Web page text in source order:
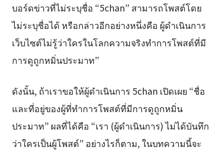
บอร์ดข่าวที่ไม่ระบุชื่อ “5chan” สามารถโพสต์โดย
ไม่ระบุชื่อได้ หรือกล่าวอีกอย่างหนึ่งคือ ผู้ดำเนินการ
เว็บไซต์ไม่รู้ว่าใครในโลกความจริงทำการโพสต์ที่มี
การดูถูกหมิ่นประมาท”
ดังนั้น, ถ้าเราขอให้ผู้ดำเนินการ 5chan เปิดเผย “ชื่อ
และที่อยู่ของผู้ที่ทำการโพสต์ที่มีการดูถูกหมิ่น
ประมาท” ผลที่ได้คือ “เรา (ผู้ดำเนินการ) ไม่ได้บันทึก
ว่าใครเป็นผู้โพสต์” อย่างไรก็ตาม, ในบทความนี้จะ